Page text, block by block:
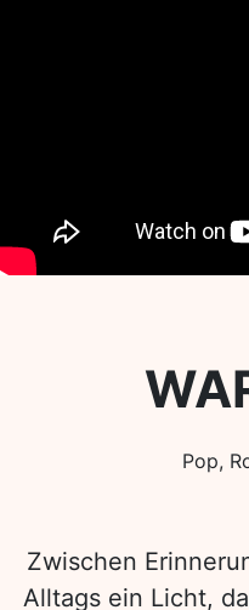
Pop,
Zwischen
Alltags ein Licht,